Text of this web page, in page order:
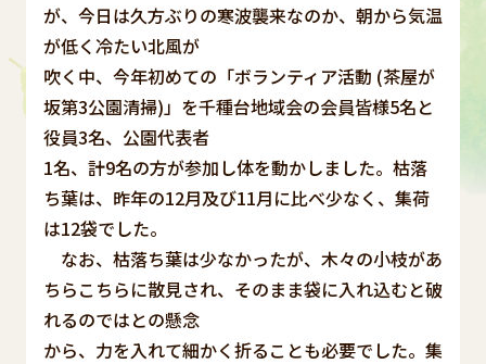
が、今日は久方ぶりの寒波襲来なのか、朝から気温
が低く冷たい北風が
吹く中、今年初めての「ボランティア活動 (茶屋が
坂第3公園清掃)」を千種台地域会の会員皆様5名と
役員3名、公園代表者
1名、計9名の方が参加し体を動かしました。枯落
ち葉は、昨年の12月及び11月に比べ少なく、集荷
は12袋でした。
なお、枯落ち葉は少なかったが、木々の小枝があ
ちらこちらに散見され、そのまま袋に入れ込むと破
れるのではとの懸念
から、力を入れて細かく折ることも必要でした。集